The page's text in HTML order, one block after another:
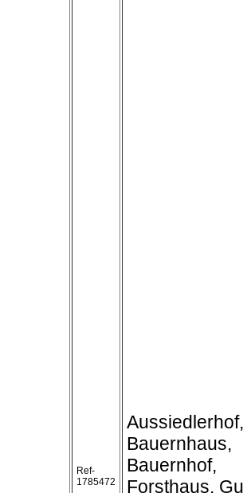
Ref-
1785472
Aussiedlerhof,
Bauernhaus,
Bauernhof,
Forsthaus,